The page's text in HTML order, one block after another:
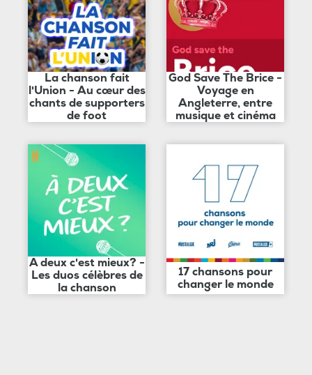
La chanson fait
l'Union - Au cœur des
chants de supporters
de foot
God Save The Brice -
Voyage en
Angleterre, entre
musique et cinéma
A deux c'est mieux? -
Les duos célèbres de
la chanson
17 chansons pour
changer le monde